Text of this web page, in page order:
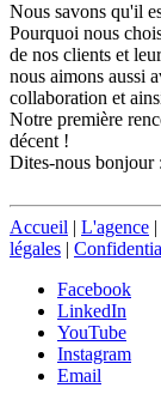
Nous savons qu'il
Pourquoi nous
de nos clients et
nous aimons aussi
collaboration et
Notre première
décent !
Dites-nous bonjour :
Accueil | L'agence |
légales |
Facebook
LinkedIn
YouTube
Instagram
Email